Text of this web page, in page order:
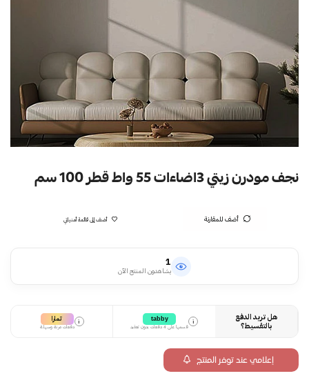
نجف مودرن زيتي 3اضاءات 55 واط قطر 100 سم
أضف للمقارنة أضف إلى قائمة أمنياتي
1
يشاهدون المنتج الآن
هل تريد الدفع
بالتقسيط؟
i
tabby
قسمها على 4 دفعات بدون تعقيد
i تمارا
دفعات مرنة وسهلة
إعلامي عند توفر المنتج